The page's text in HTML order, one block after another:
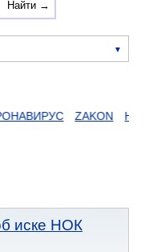
ZAKON HTTPS
иске НОК